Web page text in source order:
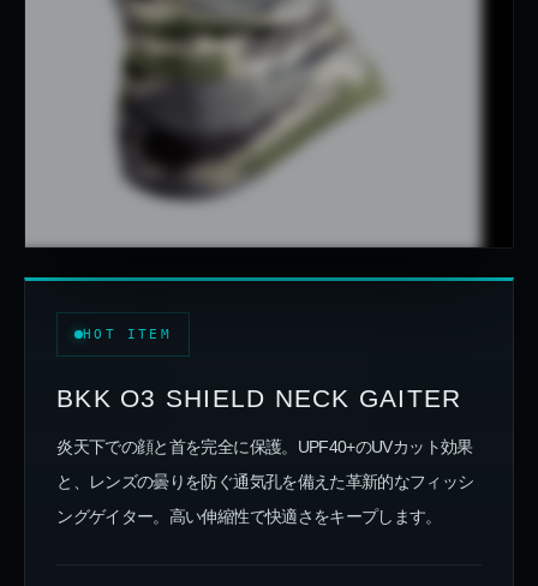
HOT ITEM
BKK O3 SHIELD NECK GAITER
炎天下での顔と首を完全に保護。UPF40+のUVカット効果
と、レンズの曇りを防ぐ通気孔を備えた革新的なフィッシ
ングゲイター。高い伸縮性で快適さをキープします。